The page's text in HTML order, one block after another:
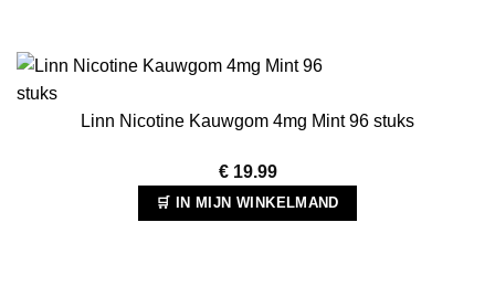
Linn Nicotine Kauwgom 4mg Mint 96 stuks
€19.99
🛒 IN MIJN WINKELMAND